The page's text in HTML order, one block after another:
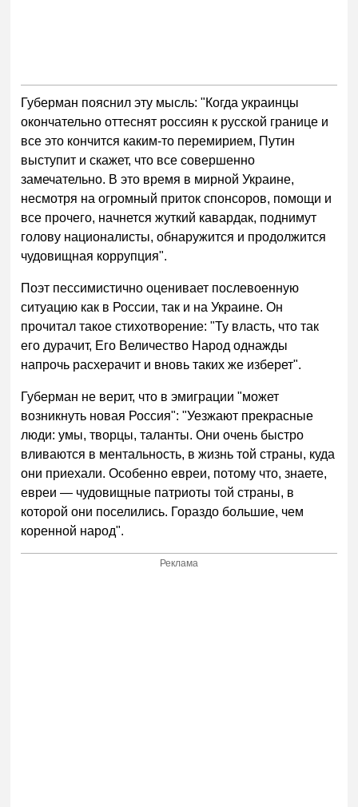
Губерман пояснил эту мысль: "Когда украинцы
окончательно оттеснят россиян к русской границе и
все это кончится каким-то перемирием, Путин
выступит и скажет, что все совершенно
замечательно. В это время в мирной Украине,
несмотря на огромный приток спонсоров, помощи и
все прочего, начнется жуткий кавардак, поднимут
голову националисты, обнаружится и продолжится
чудовищная коррупция".
Поэт пессимистично оценивает послевоенную
ситуацию как в России, так и на Украине. Он
прочитал такое стихотворение: "Ту власть, что так
его дурачит, Его Величество Народ однажды
напрочь расхерачит и вновь таких же изберет".
Губерман не верит, что в эмиграции "может
возникнуть новая Россия": "Уезжают прекрасные
люди: умы, творцы, таланты. Они очень быстро
вливаются в ментальность, в жизнь той страны, куда
они приехали. Особенно евреи, потому что, знаете,
евреи — чудовищные патриоты той страны, в
которой они поселились. Гораздо большие, чем
коренной народ".
Реклама